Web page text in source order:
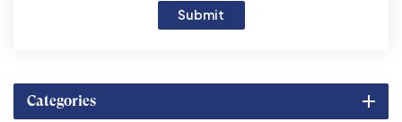
Submit
Categories